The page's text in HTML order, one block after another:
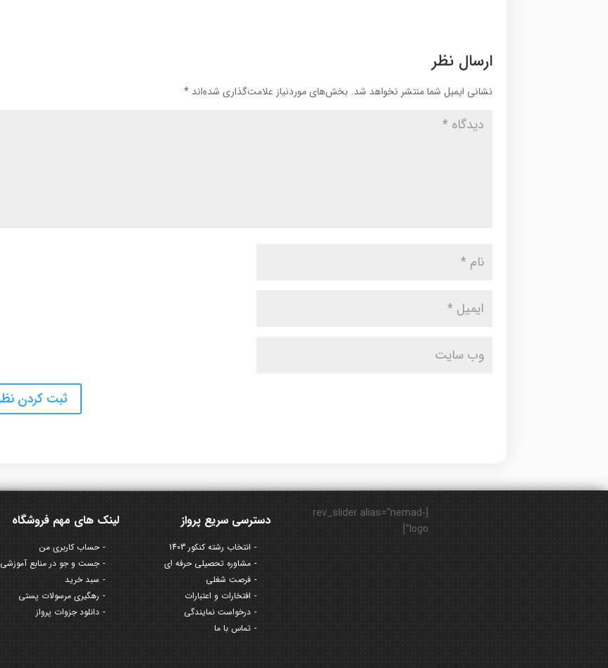
ارسال نظر
نشانی ایمیل شما منتشر نخواهد شد. بخش‌های موردنیاز علامت‌گذاری شده‌اند*
لینک های مهم فروشگاه
حساب کاربری من
جست و جو در منابع آموزشی
سبد خرید
رهگیری مرسولات پستی
دانلود جزوات پرواز
دسترسی سریع پرواز
انتخاب رشته کنکور 1403
مشاوره تحصیلی حرفه ای
فرصت شغلی
افتخارات و اعتبارات
درخواست نمایندگی
تماس با ما
[rev_slider alias="nemad-
logo"]